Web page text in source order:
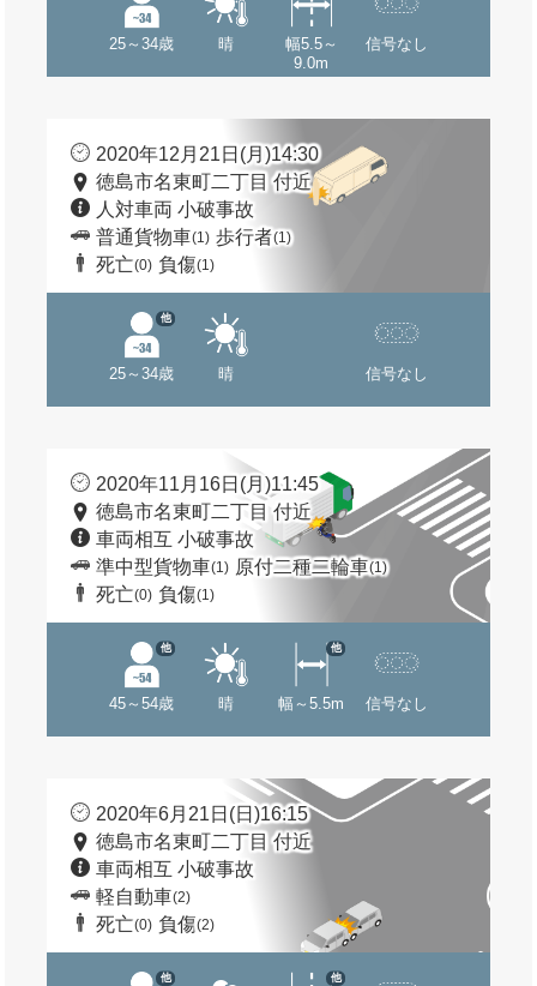
25～34歳 晴
幅5.5～
9.0m
信号なし
2020年12月21日(月)14:30
徳島市名東町二丁目 付近
人対車両 小破事故
普通貨物車(1) 歩行者(1)
死亡(0) 負傷(1)
25～34歳
他
晴 信号なし
2020年11月16日(月)11:45
徳島市名東町二丁目 付近
車両相互 小破事故
準中型貨物車(1) 原付二種二輪車(1)
死亡(0) 負傷(1)
45～54歳
他
晴 幅～5.5m
他
信号なし
2020年6月21日(日)16:15
徳島市名東町二丁目 付近
車両相互 小破事故
軽自動車(2)
死亡(0) 負傷(2)
他 他